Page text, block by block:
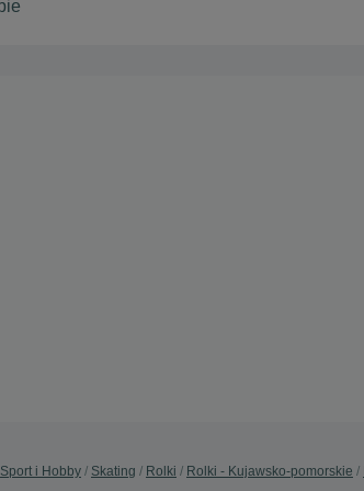
Sport i Hobby Skating Rolki Rolki - Kujawsko-pomorskie